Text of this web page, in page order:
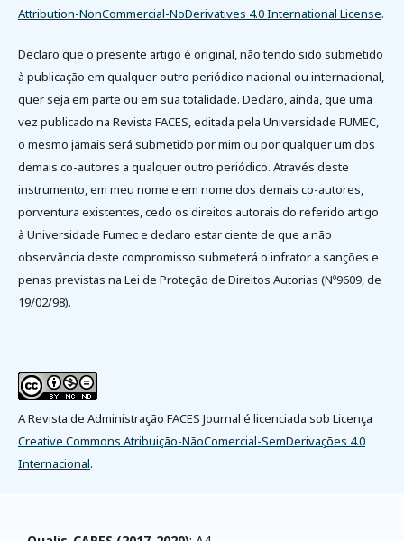
Attribution-NonCommercial-NoDerivatives 4.0 International License.
Declaro que o presente artigo é original, não tendo sido submetido
à publicação em qualquer outro periódico nacional ou internacional,
quer seja em parte ou em sua totalidade. Declaro, ainda, que uma
vez publicado na Revista FACES, editada pela Universidade FUMEC,
o mesmo jamais será submetido por mim ou por qualquer um dos
demais co-autores a qualquer outro periódico. Através deste
instrumento, em meu nome e em nome dos demais co-autores,
porventura existentes, cedo os direitos autorais do referido artigo
à Universidade Fumec e declaro estar ciente de que a não
observância deste compromisso submeterá o infrator a sanções e
penas previstas na Lei de Proteção de Direitos Autorias (Nº9609, de
19/02/98).
A Revista de Administração FACES Journal é licenciada sob Licença
Creative Commons Atribuição-NãoComercial-SemDerivações 4.0
Internacional.